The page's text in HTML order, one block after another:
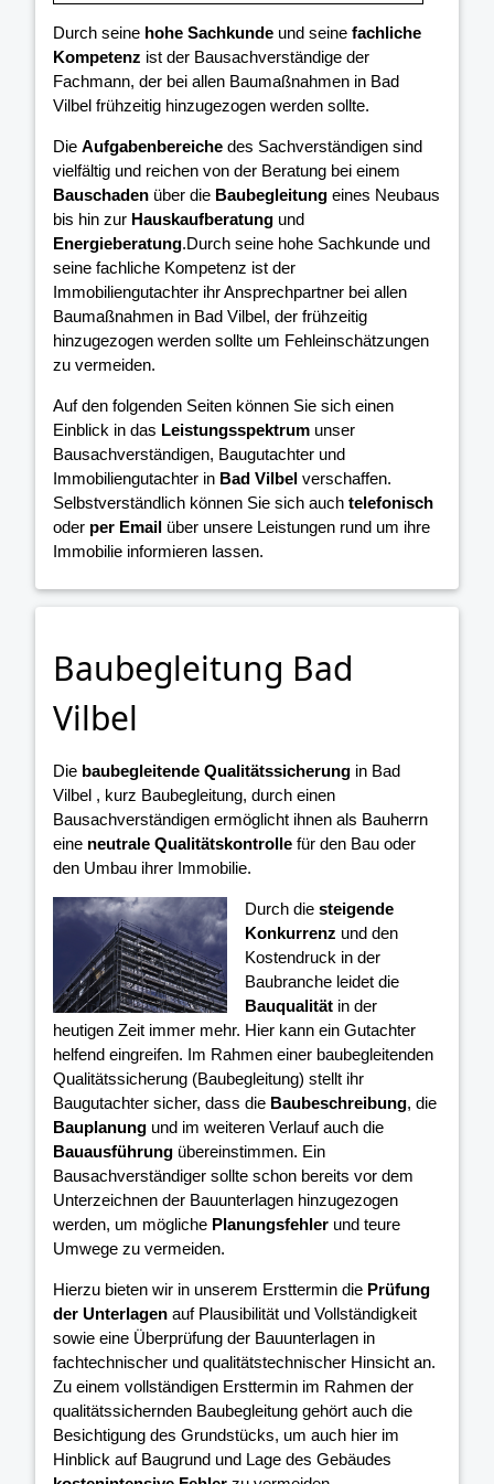
Durch seine hohe Sachkunde und seine fachliche
Kompetenz ist der Bausachverständige der
Fachmann, der bei allen Baumaßnahmen in Bad
Vilbel frühzeitig hinzugezogen werden sollte.
Die Aufgabenbereiche des Sachverständigen sind
vielfältig und reichen von der Beratung bei einem
Bauschaden über die Baubegleitung eines Neubaus
bis hin zur Hauskaufberatung und
Energieberatung.Durch seine hohe Sachkunde und
seine fachliche Kompetenz ist der
Immobiliengutachter ihr Ansprechpartner bei allen
Baumaßnahmen in Bad Vilbel, der frühzeitig
hinzugezogen werden sollte um Fehleinschätzungen
zu vermeiden.
Auf den folgenden Seiten können Sie sich einen
Einblick in das Leistungsspektrum unser
Bausachverständigen, Baugutachter und
Immobiliengutachter in Bad Vilbel verschaffen.
Selbstverständlich können Sie sich auch telefonisch
oder per Email über unsere Leistungen rund um ihre
Immobilie informieren lassen.
Baubegleitung Bad
Vilbel
Die baubegleitende Qualitätssicherung in Bad
Vilbel , kurz Baubegleitung, durch einen
Bausachverständigen ermöglicht ihnen als Bauherrn
eine neutrale Qualitätskontrolle für den Bau oder
den Umbau ihrer Immobilie.
Durch diesteigende
Konkurrenz und den
Kostendruck in der
Baubranche leidet die
Bauqualität in der
heutigen Zeit immer mehr. Hier kann ein Gutachter
helfend eingreifen. Im Rahmen einer baubegleitenden
Qualitätssicherung (Baubegleitung) stellt ihr
Baugutachter sicher, dass die Baubeschreibung, die
Bauplanung und im weiteren Verlauf auch die
Bauausführung übereinstimmen. Ein
Bausachverständiger sollte schon bereits vor dem
Unterzeichnen der Bauunterlagen hinzugezogen
werden, um mögliche Planungsfehler und teure
Umwege zu vermeiden.
Hierzu bieten wir in unserem Ersttermin die Prüfung
der Unterlagen auf Plausibilität und Vollständigkeit
sowie eine Überprüfung der Bauunterlagen in
fachtechnischer und qualitätstechnischer Hinsicht an.
Zu einem vollständigen Ersttermin im Rahmen der
qualitätssichernden Baubegleitung gehört auch die
Besichtigung des Grundstücks, um auch hier im
Hinblick auf Baugrund und Lage des Gebäudes